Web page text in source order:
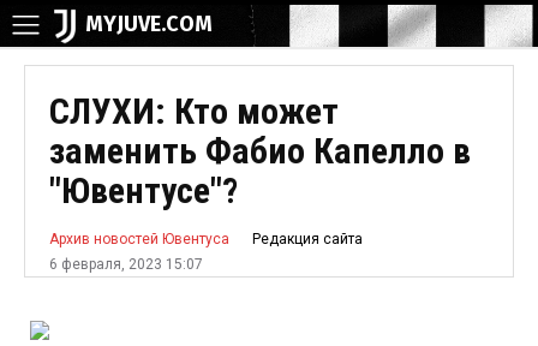
MYJUVE.COM
СЛУХИ: Кто может
заменить Фабио Капелло в
"Ювентусе"?
Архив новостей Ювентуса
Редакция сайта
6 февраля, 2023 15:07